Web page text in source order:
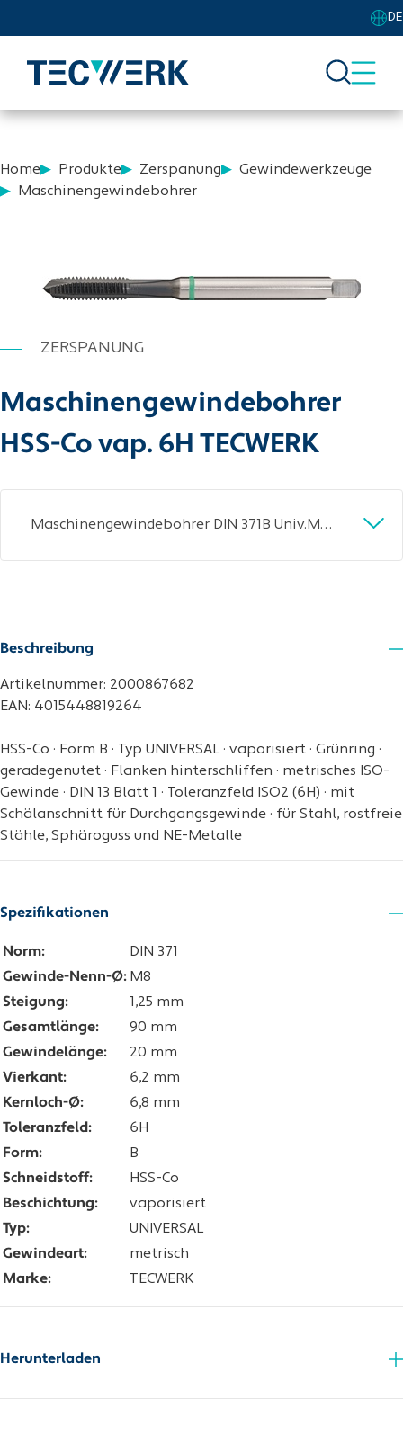
DE
Home Produkte Zerspanung
Gewindewerkzeuge
Maschinengewindebohrer
ZERSPANUNG
Maschinengewindebohrer
HSS-Co vap. 6H TECWERK
Maschinengewindebohrer DIN 371B Univ.M8x1,25mm HSS-Co vap.6H TECWERK
Beschreibung
Artikelnummer: 2000867682
EAN: 4015448819264
HSS-Co · Form B · Typ UNIVERSAL · vaporisiert · Grünring ·
geradegenutet · Flanken hinterschliffen · metrisches ISO-
Gewinde · DIN 13 Blatt 1 · Toleranzfeld ISO2 (6H) · mit
Schälanschnitt für Durchgangsgewinde · für Stahl, rostfreie
Stähle, Sphäroguss und NE-Metalle
Spezifikationen
Norm:
DIN 371
Gewinde-Nenn-Ø: M8
Steigung:
1,25 mm
Gesamtlänge:
90 mm
Gewindelänge:
20 mm
Vierkant:
6,2 mm
Kernloch-Ø:
6,8 mm
Toleranzfeld:
6H
Form:
B
Schneidstoff:
HSS-Co
Beschichtung:
vaporisiert
Typ:
UNIVERSAL
Gewindeart:
metrisch
Marke:
TECWERK
Herunterladen
Schnittwerttabelle Zusatzinfo_PDF